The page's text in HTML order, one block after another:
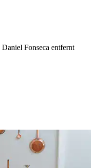
Fonseca entfernt